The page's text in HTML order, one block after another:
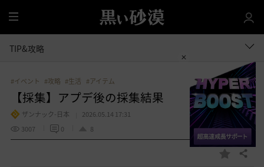
全
体
TIP&攻略
#イベント #攻略 #生活 #アイテム
【採集】アプデ後の採集結果
ザンナック-日本
2026.05.14 17:31
3007
0 8
お 共有する